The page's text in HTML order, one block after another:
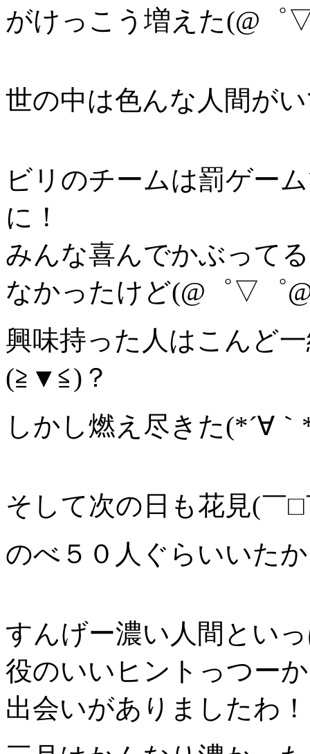
がけっこう増えた(@
世の中は色んな人間が
ビリのチームは罰ゲー
に！
みんな喜んでかぶって
なかったけど(@゜▽゜
興味持った人はこんど
(≧▼≦)？
しかし燃え尽きた(*´∀
そして次の日も花見(￣
のべ５０人ぐらいいた
すんげー濃い人間とい
役のいいヒントっつー
出会いがありましたわ！